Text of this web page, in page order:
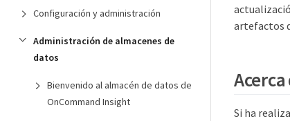
Configuración y administración
Administración de almacenes de
datos
Bienvenido al almacén de datos de
OnCommand Insight
artefactos
Acerca
Si ha